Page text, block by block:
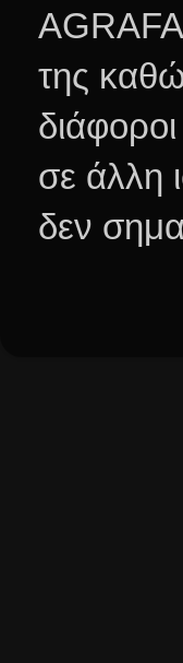
της
σε άλλη
δεν